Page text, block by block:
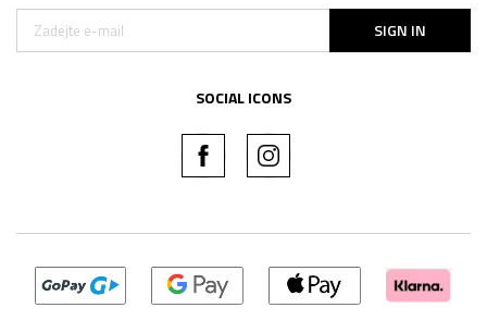
SIGN IN
SOCIAL ICONS